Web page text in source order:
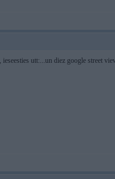
utt:...un diez google street